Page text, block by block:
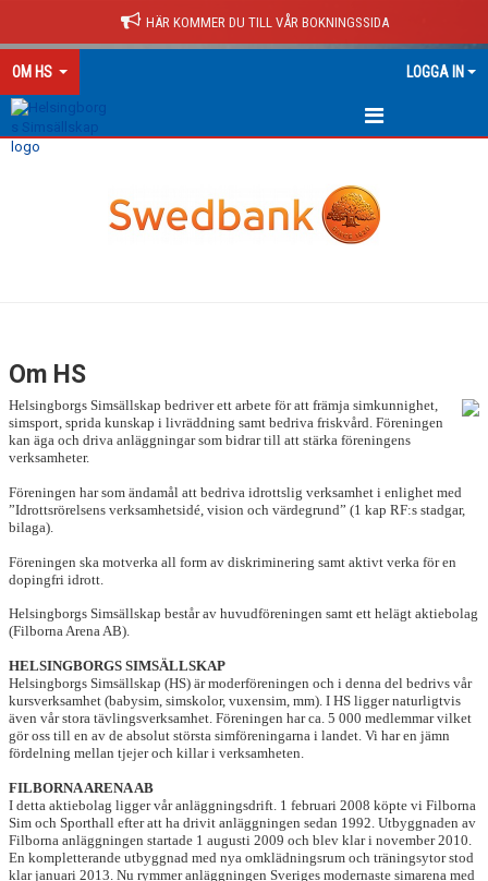
HÄR KOMMER DU TILL VÅR BOKNINGSSIDA
OM HS LOGGA IN
OM HS
Om HS
Helsingborgs Simsällskap bedriver ett arbete för att främja simkunnighet,
simsport, sprida kunskap i livräddning samt bedriva friskvård. Föreningen
kan äga och driva anläggningar som bidrar till att stärka föreningens
verksamheter.
Föreningen har som ändamål att bedriva idrottslig verksamhet i enlighet med
”Idrottsrörelsens verksamhetsidé, vision och värdegrund” (1 kap RF:s stadgar,
bilaga).
Föreningen ska motverka all form av diskriminering samt aktivt verka för en
dopingfri idrott.
Helsingborgs Simsällskap består av huvudföreningen samt ett helägt aktiebolag
(Filborna Arena AB).
HELSINGBORGS SIMSÄLLSKAP
Helsingborgs Simsällskap (HS) är moderföreningen och i denna del bedrivs vår
kursverksamhet (babysim, simskolor, vuxensim, mm). I HS ligger naturligtvis
även vår stora tävlingsverksamhet. Föreningen har ca. 5 000 medlemmar vilket
gör oss till en av de absolut största simföreningarna i landet. Vi har en jämn
fördelning mellan tjejer och killar i verksamheten.
FILBORNA ARENA AB
I detta aktiebolag ligger vår anläggningsdrift. 1 februari 2008 köpte vi Filborna
Sim och Sporthall efter att ha drivit anläggningen sedan 1992. Utbyggnaden av
Filborna anläggningen startade 1 augusti 2009 och blev klar i november 2010.
En kompletterande utbyggnad med nya omklädningsrum och träningsytor stod
klar januari 2013. Nu rymmer anläggningen Sveriges modernaste simarena med